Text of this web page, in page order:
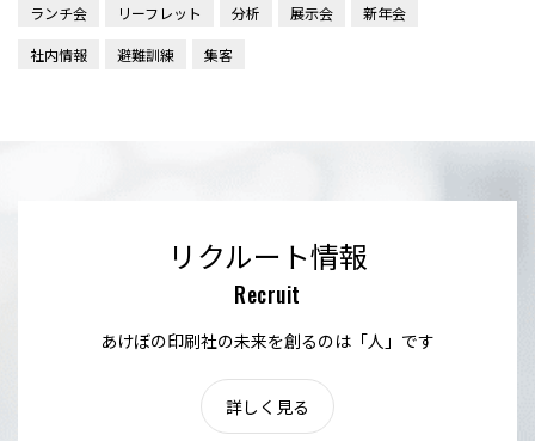
ランチ会 リーフレット 分析 展示会 新年会
社内情報 避難訓練 集客
リクルート情報
Recruit
あけぼの印刷社の未来を創るのは「人」です
詳しく見る